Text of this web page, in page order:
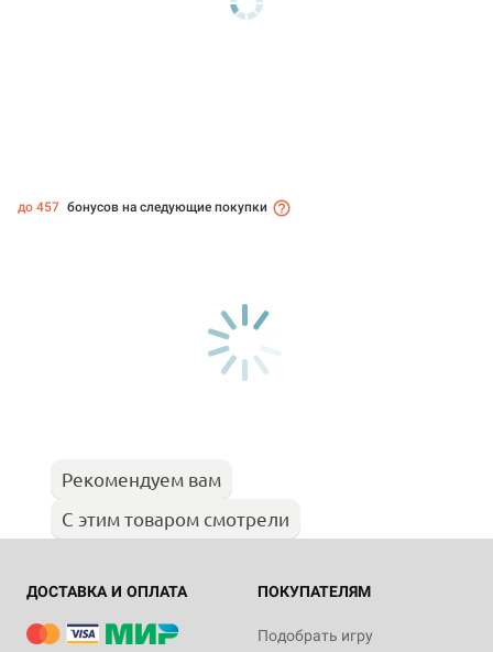
до 457 бонусов на следующие покупки
Рекомендуем вам
С этим товаром смотрели
ДОСТАВКА И ОПЛАТА ПОКУПАТЕЛЯМ
Подобрать игру